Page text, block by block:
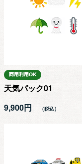
天気パック01
9,900円